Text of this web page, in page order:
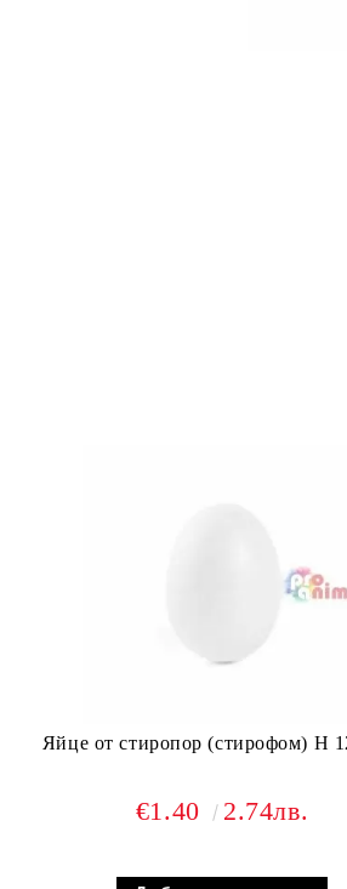
Яйце от стиропор (стирофом) H
€1.40 2.74лв.